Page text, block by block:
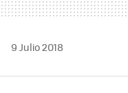
9 Julio 2018